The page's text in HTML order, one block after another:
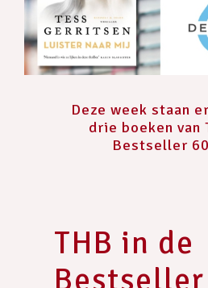
Deze week staan
drie boeken van
Bestseller
THB in de